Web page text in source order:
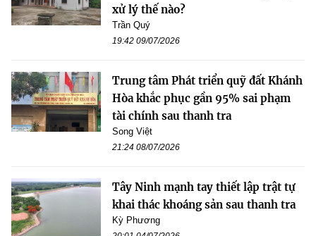
xử lý thế nào?
Trần Quý
19:42 09/07/2026
Trung tâm Phát triển quỹ đất Khánh
Hòa khắc phục gần 95% sai phạm
tài chính sau thanh tra
Song Việt
21:24 08/07/2026
Tây Ninh mạnh tay thiết lập trật tự
khai thác khoáng sản sau thanh tra
Kỳ Phương